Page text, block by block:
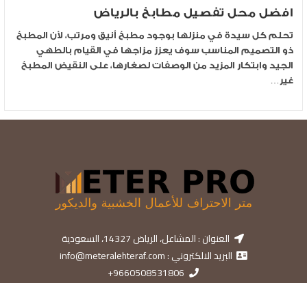
افضل محل تفصيل مطابخ بالرياض
تحلم كل سيدة في منزلها بوجود مطبخ أنيق ومرتب، لأن المطبخ
ذو التصميم المناسب سوف يعزز مزاجها في القيام بالطهي
الجيد وابتكار المزيد من الوصفات لصغارها، على النقيض المطبخ
غير…
العنوان : المشاعل، الرياض 14327، السعودية
البريد الالكتروني : info@meteralehteraf.com
9660508531806+